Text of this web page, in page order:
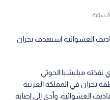
العشوائية استهدف نجران
نفذته ميليشيا الحوثي
نجران في المملكة العربية
العشوائية، وأدى إلى إصابة